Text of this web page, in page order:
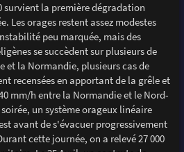
survient la première dégradation
Les orages restent assez modestes
peu marquée, mais des
se succèdent sur plusieurs de
et la Normandie, plusieurs cas de
recensées en apportant de la grêle et
mm/h entre la Normandie et le Nord-
un système orageux linéaire
avant de s'évacuer progressivement
cette journée, on a relevé 27 000